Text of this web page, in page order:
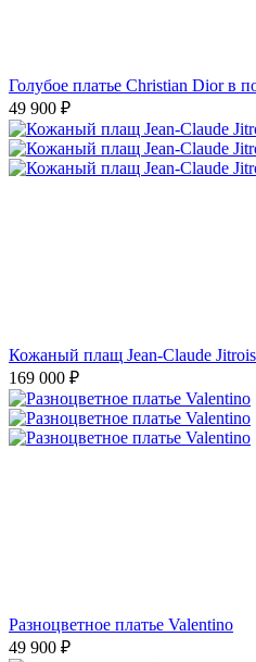
Голубое платье Christian Dior в
49 900 ₽
Кожаный плащ Jean-Claude
169 000 ₽
Разноцветное платье Valentino
49 900 ₽